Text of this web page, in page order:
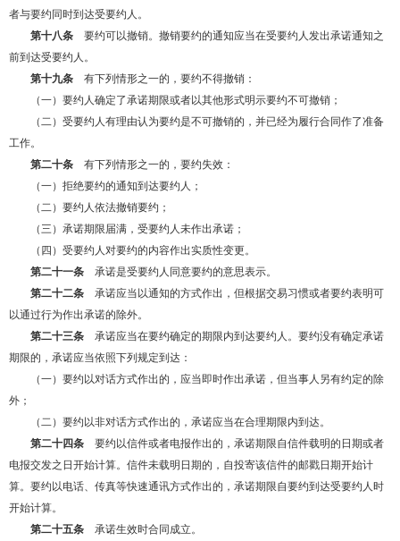
者与要约同时到达受要约人。
第十八条 要约可以撤销。撤销要约的通知应当在受要约人发出承诺通知之
前到达受要约人。
第十九条 有下列情形之一的，要约不得撤销：
（一）要约人确定了承诺期限或者以其他形式明示要约不可撤销；
（二）受要约人有理由认为要约是不可撤销的，并已经为履行合同作了准备
工作。
第二十条 有下列情形之一的，要约失效：
（一）拒绝要约的通知到达要约人；
（二）要约人依法撤销要约；
（三）承诺期限届满，受要约人未作出承诺；
（四）受要约人对要约的内容作出实质性变更。
第二十一条 承诺是受要约人同意要约的意思表示。
第二十二条 承诺应当以通知的方式作出，但根据交易习惯或者要约表明可
以通过行为作出承诺的除外。
第二十三条 承诺应当在要约确定的期限内到达要约人。要约没有确定承诺
期限的，承诺应当依照下列规定到达：
（一）要约以对话方式作出的，应当即时作出承诺，但当事人另有约定的除
外；
（二）要约以非对话方式作出的，承诺应当在合理期限内到达。
第二十四条 要约以信件或者电报作出的，承诺期限自信件载明的日期或者
电报交发之日开始计算。信件未载明日期的，自投寄该信件的邮戳日期开始计
算。要约以电话、传真等快速通讯方式作出的，承诺期限自要约到达受要约人时
开始计算。
第二十五条 承诺生效时合同成立。